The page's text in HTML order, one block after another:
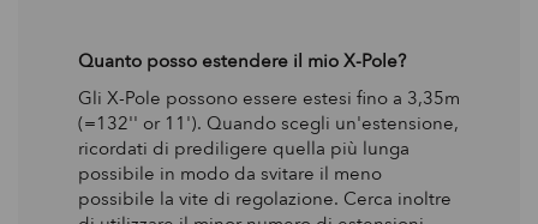
Quanto posso estendere il mio X-Pole?
Gli X-Pole possono essere estesi fino a 3,35m
(=132'' or 11'). Quando scegli un'estensione,
ricordati di prediligere quella più lunga
possibile in modo da svitare il meno
possibile la vite di regolazione. Cerca inoltre